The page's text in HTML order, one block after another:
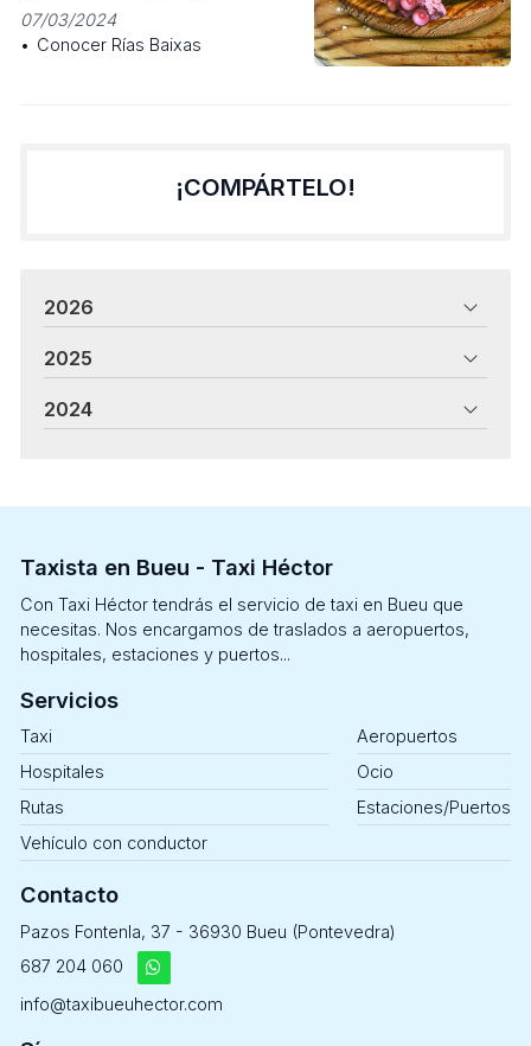
07/03/2024
Conocer Rías Baixas
¡COMPÁRTELO!
2026
2025
2024
Taxista en Bueu - Taxi Héctor
Con Taxi Héctor tendrás el servicio de taxi en Bueu que
necesitas. Nos encargamos de traslados a aeropuertos,
hospitales, estaciones y puertos...
Servicios
Taxi
Aeropuertos
Hospitales
Ocio
Rutas
Estaciones/Puertos
Vehículo con conductor
Contacto
Pazos Fontenla, 37 - 36930 Bueu (Pontevedra)
687 204 060
info@taxibueuhector.com